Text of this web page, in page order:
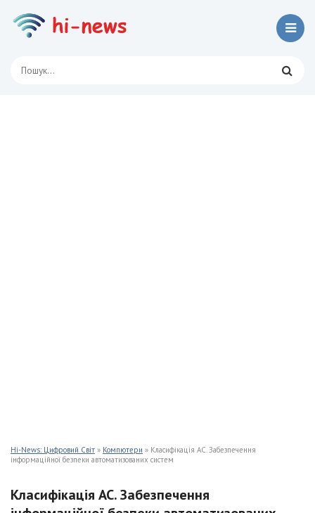
Hi-News: Цифровий Світ » Компютери » Класифікація АС. Забезпечення
інформаційної безпеки автоматизованих систем
Класифікація АС. Забезпечення